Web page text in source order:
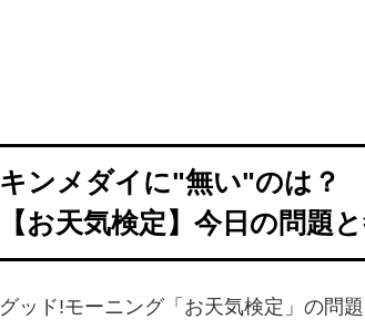
キンメダイに"無い"のは？
【お天気検定】今日の問題と
グッド!モーニング「お天気検定」の問